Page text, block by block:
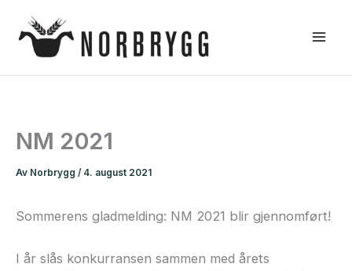
rett
NM 2021
Av Norbrygg / 4. august 2021
Sommerens gladmelding: NM 2021 blir gjennomført!
I år slås konkurransen sammen med årets